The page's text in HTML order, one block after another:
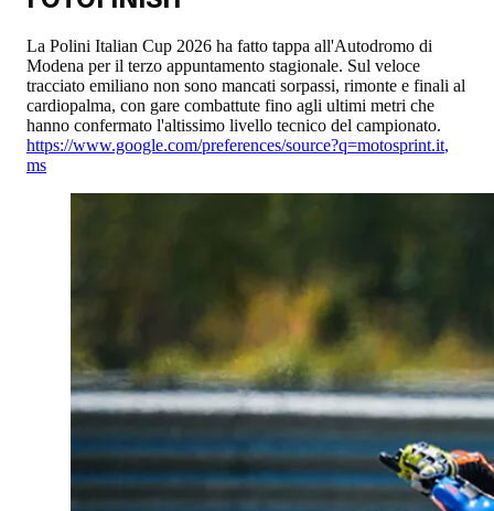
La Polini Italian Cup 2026 ha fatto tappa all'Autodromo di
Modena per il terzo appuntamento stagionale. Sul veloce
tracciato emiliano non sono mancati sorpassi, rimonte e finali al
cardiopalma, con gare combattute fino agli ultimi metri che
hanno confermato l'altissimo livello tecnico del campionato.
https://www.google.com/preferences/source?q=motosprint.it,
ms